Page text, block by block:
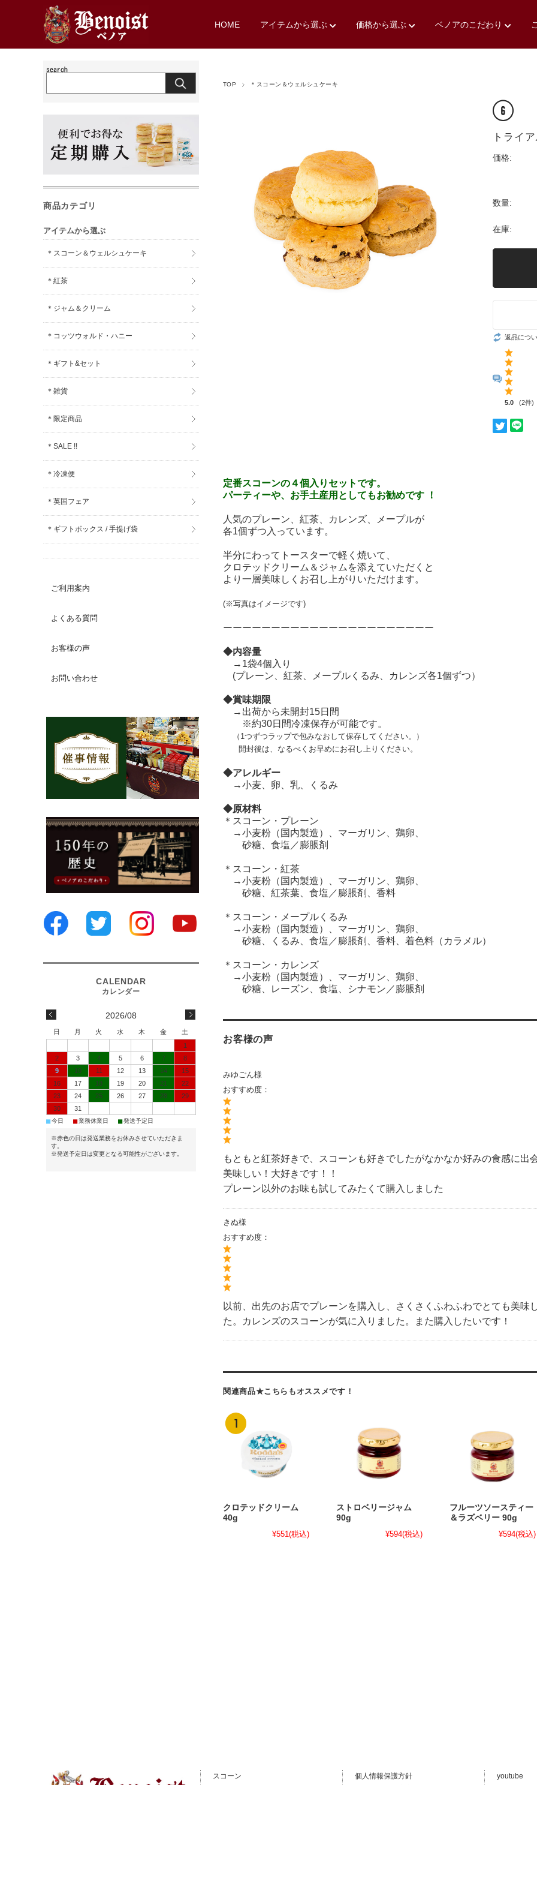
HOME アイテムから選ぶ 価格から選ぶ ベノアのこだわり
TOP ＊スコーン＆ウェルシュケーキ
トライ
価格:
数量:
在庫:
返品につ
5.0 (2件)
定番スコーンの４個入りセットです。
パーティーや、お手土産用としてもお勧めです ！
人気のプレーン、紅茶、カレンズ、メープルが
各1個ずつ入っています。
半分にわってトースターで軽く焼いて、
クロテッドクリーム＆ジャムを添えていただくと
より一層美味しくお召し上がりいただけます。
(※写真はイメージです)
ーーーーーーーーーーーーーーーーーーーーーー
◆内容量
→1袋4個入り
(プレーン、紅茶、メープルくるみ、カレンズ各1個ずつ）
◆賞味期限
→出荷から未開封15日間
※約30日間冷凍保存が可能です。
（1つずつラップで包みなおして保存してください。）
開封後は、なるべくお早めにお召し上りください。
◆アレルギー
→小麦、卵、乳、くるみ
◆原材料
＊スコーン・プレーン
→小麦粉（国内製造）、マーガリン、鶏卵、
砂糖、食塩／膨脹剤
＊スコーン・紅茶
→小麦粉（国内製造）、マーガリン、鶏卵、
砂糖、紅茶葉、食塩／膨脹剤、香料
＊スコーン・メープルくるみ
→小麦粉（国内製造）、マーガリン、鶏卵、
砂糖、くるみ、食塩／膨脹剤、香料、着色料（カラメル）
＊スコーン・カレンズ
→小麦粉（国内製造）、マーガリン、鶏卵、
砂糖、レーズン、食塩、シナモン／膨脹剤
お客様の声
みゆごん様
おすすめ度：
もともと紅茶好きで、スコーンも好きでしたがなかなか好みの食感に
美味しい！大好きです！！
プレーン以外のお味も試してみたくて購入しました
きぬ様
おすすめ度：
以前、出先のお店でプレーンを購入し、さくさくふわふわでとても美
た。カレンズのスコーンが気に入りました。また購入したいです！
関連商品★こちらもオススメです！
クロテッドクリーム
40g
¥551(税込)
ストロベリージャム
90g
¥594(税込)
フルーツソースティー
＆ラズベリー 90g
¥594(税込)
商品カテゴリ
アイテムから選ぶ
＊スコーン＆ウェルシュケーキ
＊紅茶
＊ジャム＆クリーム
＊コッツウォルド・ハニー
＊ギフト&セット
＊雑貨
＊限定商品
＊SALE !!
＊冷凍便
＊英国フェア
＊ギフトボックス / 手提げ袋
ご利用案内
よくある質問
お客様の声
お問い合わせ
2026/08
日 月 火 水 木 金
土
1
2
3 4 5 6 7
8
9
10 11 12 13 14
15
16
17 18 19 20 21
22
23
24 25 26 27 28
29
30
31
■今日 ■業務休業日 ■発送予定日
※赤色の日は発送業務をお休みさせていただきま
す。
※発送予定日は変更となる可能性がございます。
スコーン
個人情報保護方針
youtube